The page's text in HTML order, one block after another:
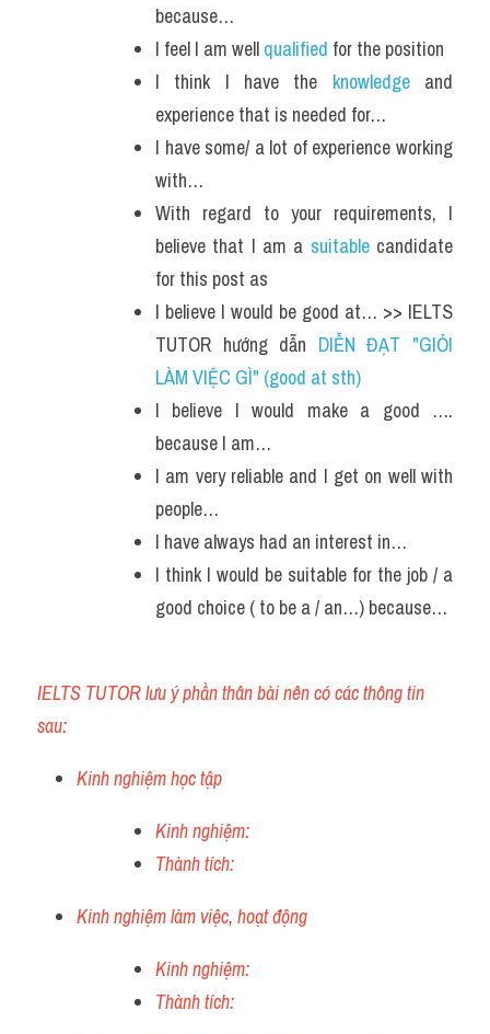
because…
I feel I am well qualified for the position
I think I have the knowledge and
experience that is needed for…
I have some/ a lot of experience working
with…
With regard to your requirements, I
believe that I am a suitable candidate
for this post as
I believe I would be good at… >> IELTS
TUTOR hướng dẫn DIỄN ĐẠT "GIỎI
LÀM VIỆC GÌ" (good at sth)
I believe I would make a good ….
because I am…
I am very reliable and I get on well with
people…
I have always had an interest in…
I think I would be suitable for the job / a
good choice ( to be a / an…) because…
IELTS TUTOR lưu ý phần thân bài nên có các thông tin
sau:
Kinh nghiệm học tập
Kinh nghiệm:
Thành tích:
Kinh nghiệm làm việc, hoạt động
Kinh nghiệm:
Thành tích: